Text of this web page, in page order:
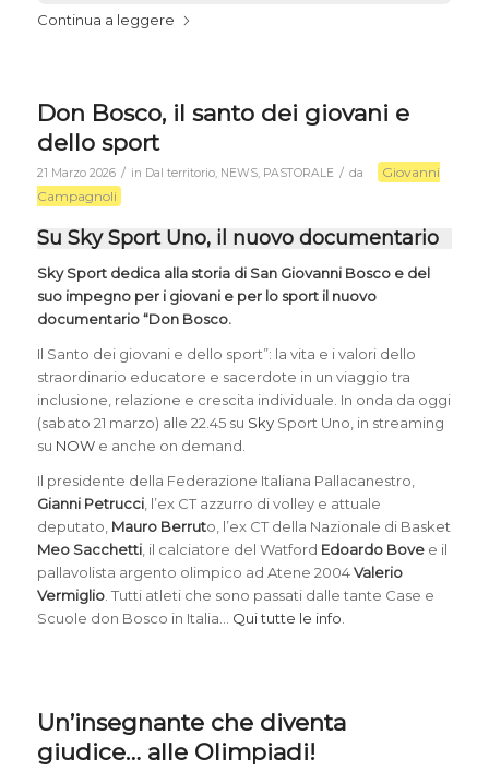
Continua a leggere
Don Bosco, il santo dei giovani e
dello sport
21 Marzo 2026 / in Dal territorio, NEWS, PASTORALE / da
Giovanni
Campagnoli
Su Sky Sport Uno, il nuovo documentario
Sky Sport dedica alla storia di San Giovanni Bosco e del
suo impegno per i giovani e per lo sport il nuovo
documentario “Don Bosco.
Il Santo dei giovani e dello sport”: la vita e i valori dello
straordinario educatore e sacerdote in un viaggio tra
inclusione, relazione e crescita individuale. In onda da oggi
(sabato 21 marzo) alle 22.45 su SkySport Uno, in streaming
su NOWe anche on demand.
Il presidente della Federazione Italiana Pallacanestro,
Gianni Petrucci, l’ex CT azzurro di volley e attuale
deputato, Mauro Berruto, l’ex CT della Nazionale di Basket
Meo Sacchetti, il calciatore del Watford Edoardo Bovee il
pallavolista argento olimpico ad Atene 2004Valerio
Vermiglio. Tutti atleti che sono passati dalle tante Case e
Scuole don Bosco in Italia… Qui tutte le info
Un’insegnante che diventa
giudice… alle Olimpiadi!